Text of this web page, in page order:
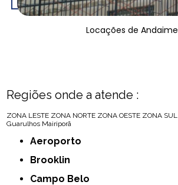
Locações de Andaime
Regiões onde a atende :
ZONA LESTE ZONA NORTE ZONA OESTE ZONA SUL
Guarulhos Mairiporã
Aeroporto
Brooklin
Campo Belo